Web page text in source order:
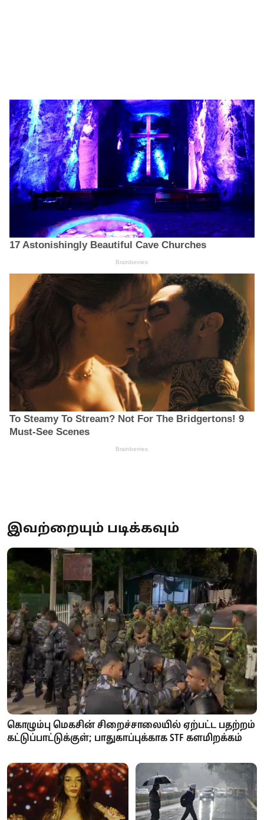
இவற்றையும் படிக்கவும்
கொழும்பு மெகசின் சிறைச்சாலையில் ஏற்பட்ட பதற்றம்
கட்டுப்பாட்டுக்குள்; பாதுகாப்புக்காக STF களமிறக்கம்